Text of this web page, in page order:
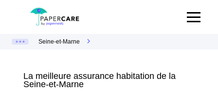
Seine-et-Marne
La meilleure assurance habitation de la
Seine-et-Marne